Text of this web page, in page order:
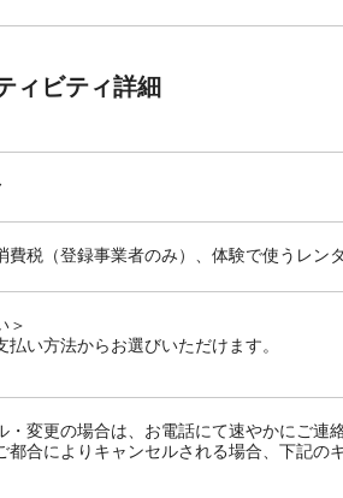
ィビティ詳細
費税（登録事業者のみ）、体験で使うレン
＞
払い方法からお選びいただけます。
・変更の場合は、お電話にて速やかにご連
都合によりキャンセルされる場合、下記の